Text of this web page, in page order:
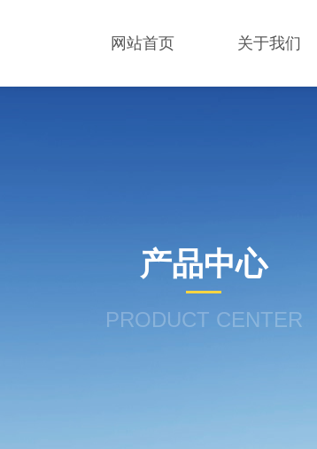
网站首页 关于我们
产品中心
PRODUCT CENTER